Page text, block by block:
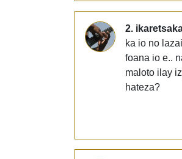
2.
ka io no
foana io e..
maloto ilay
hateza?